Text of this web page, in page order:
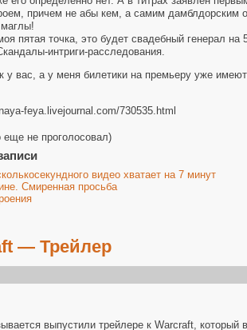
причем не абы кем, а самим дамблдорским
пятая точка, это будет свадебный генерал
интриги-расследования.
у вас, а у меня билетики на премьеру уже
feya.livejournal.com/730535.html
еще не проголосовал)
видео хватает на 7 минут
Смиренная просьба
— Трейлер
выпустили трейлере к Warcraft,